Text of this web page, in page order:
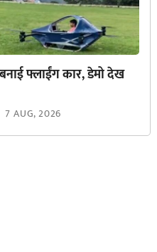
फ्लाईंग कार, डेमो देख
7 AUG, 2026